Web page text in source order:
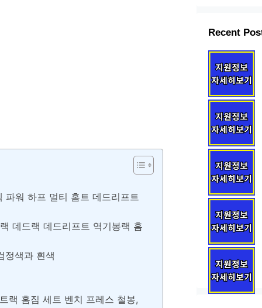
파워 하프 멀티 홈트 데드리프트
데드랙 데드리프트 역기봉랙 홈
정색과 흰색
랙 홈짐 세트 벤치 프레스 철봉,
Recent